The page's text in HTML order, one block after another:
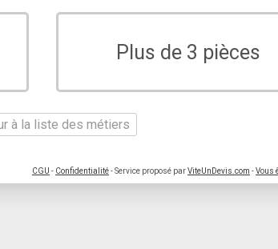
Plus de 3 pièces
à la liste des métiers
CGU - Confidentialité- Service proposé parViteUnDevis.com -Vous